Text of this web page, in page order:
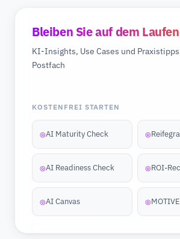
Bleiben Sie auf dem
KI-Insights, Use Cases und
Postfach
KOSTENFREI STARTEN
◎AI Maturity Check ◎
◎AI Readiness Check ◎ROI-
◎AI Canvas ◎